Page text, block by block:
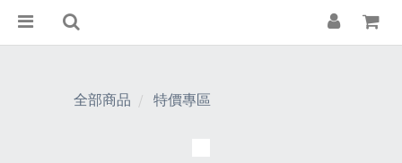
全部商品 特價專區